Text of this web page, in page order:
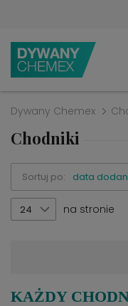
Dywany Chemex
Chodniki
Sortuj po: data
24 na stronie
KAŻDY